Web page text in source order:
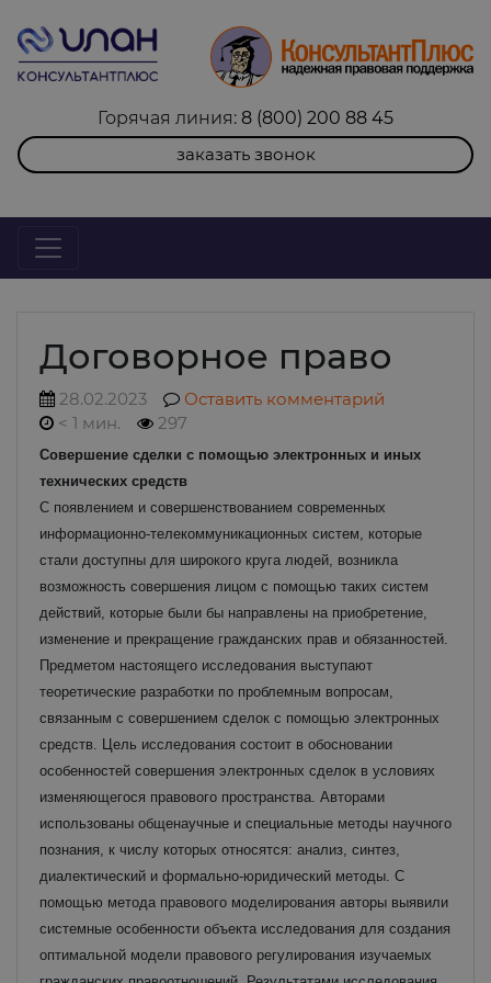
Горячая линия: 8 (800) 200 88 45
заказать звонок
Договорное право
28.02.2023
Оставить комментарий
< 1 мин.
297
Совершение сделки с помощью электронных и иных
технических средств
С появлением и совершенствованием современных
информационно-телекоммуникационных систем, которые
стали доступны для широкого круга людей, возникла
возможность совершения лицом с помощью таких систем
действий, которые были бы направлены на приобретение,
изменение и прекращение гражданских прав и обязанностей.
Предметом настоящего исследования выступают
теоретические разработки по проблемным вопросам,
связанным с совершением сделок с помощью электронных
средств. Цель исследования состоит в обосновании
особенностей совершения электронных сделок в условиях
изменяющегося правового пространства. Авторами
использованы общенаучные и специальные методы научного
познания, к числу которых относятся: анализ, синтез,
диалектический и формально-юридический методы. С
помощью метода правового моделирования авторы выявили
системные особенности объекта исследования для создания
оптимальной модели правового регулирования изучаемых